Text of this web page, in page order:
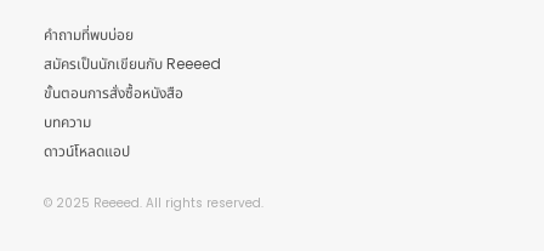
คำถามที่พบบ่อย
สมัครเป็นนักเขียนกับ Reeeed
ขั้นตอนการสั่งซื้อหนังสือ
บทความ
ดาวน์โหลดแอป
© 2025 Reeeed. All rights reserved.